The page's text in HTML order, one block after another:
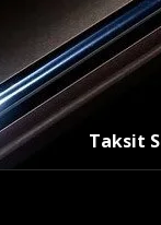
Taksit